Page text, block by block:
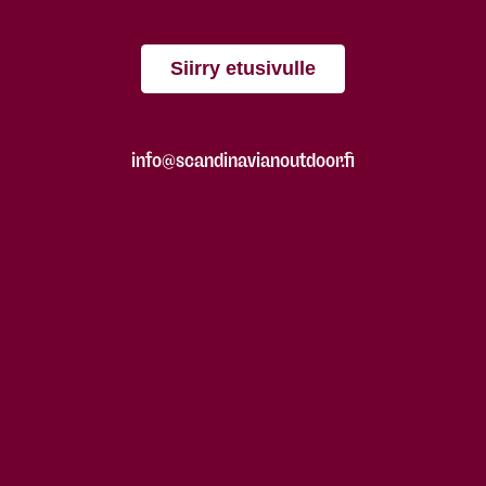
Siirry etusivulle
info@scandinavianoutdoor.fi